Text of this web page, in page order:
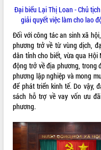
Tiến
Gặp mặt các cơ quan báo chí nhân
mạng Việt Nam
Đắk Lắk sơ kết 4 năm triển khai
hiện Đề án 06 của Chính phủ
Họp báo thông tin về Hội nghị Công
Quy hoạch và Xúc tiến đầu tư tỉnh
Lắk
Khơi thông điểm nghẽn, đẩy nhanh
HĐND tỉnh thông qua điều chỉnh Quy
hoạch tỉnh thời kỳ 2021-2030
Đại biểu Lại Thị Loan - Chủ
giải quyết việc làm cho lao
Đối với công tác an sinh xã
phương trở về từ vùng dịch,
dân tỉnh cho biết, vừa qua
động trở về địa phương, trong
phương lập nghiệp và mong
để phát triển kinh tế. Do vậy,
sách hỗ trợ về vay vốn ưu
phương.